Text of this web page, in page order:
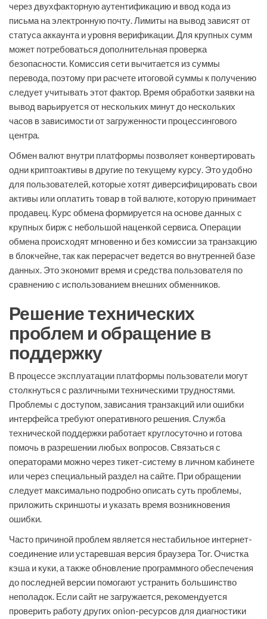
через двухфакторную аутентификацию и ввод кода из
письма на электронную почту. Лимиты на вывод зависят от
статуса аккаунта и уровня верификации. Для крупных сумм
может потребоваться дополнительная проверка
безопасности. Комиссия сети вычитается из суммы
перевода, поэтому при расчете итоговой суммы к получению
следует учитывать этот фактор. Время обработки заявки на
вывод варьируется от нескольких минут до нескольких
часов в зависимости от загруженности процессингового
центра.
Обмен валют внутри платформы позволяет конвертировать
одни криптоактивы в другие по текущему курсу. Это удобно
для пользователей, которые хотят диверсифицировать свои
активы или оплатить товар в той валюте, которую принимает
продавец. Курс обмена формируется на основе данных с
крупных бирж с небольшой наценкой сервиса. Операции
обмена происходят мгновенно и без комиссии за транзакцию
в блокчейне, так как перерасчет ведется во внутренней базе
данных. Это экономит время и средства пользователя по
сравнению с использованием внешних обменников.
Решение технических
проблем и обращение в
поддержку
В процессе эксплуатации платформы пользователи могут
столкнуться с различными техническими трудностями.
Проблемы с доступом, зависания транзакций или ошибки
интерфейса требуют оперативного решения. Служба
технической поддержки работает круглосуточно и готова
помочь в разрешении любых вопросов. Связаться с
операторами можно через тикет-систему в личном кабинете
или через специальный раздел на сайте. При обращении
следует максимально подробно описать суть проблемы,
приложить скриншоты и указать время возникновения
ошибки.
Часто причиной проблем является нестабильное интернет-
соединение или устаревшая версия браузера Tor. Очистка
кэша и куки, а также обновление программного обеспечения
до последней версии помогают устранить большинство
неполадок. Если сайт не загружается, рекомендуется
проверить работу других onion-ресурсов для диагностики